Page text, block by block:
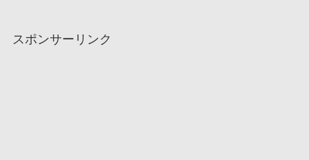
スポンサーリンク